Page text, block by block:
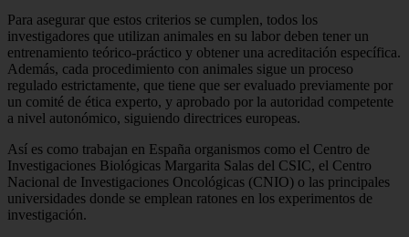
Para asegurar que estos criterios se cumplen, todos los
investigadores que utilizan animales en su labor deben tener un
entrenamiento teórico-práctico y obtener una acreditación específica.
Además, cada procedimiento con animales sigue un proceso
regulado estrictamente, que tiene que ser evaluado previamente por
un comité de ética experto, y aprobado por la autoridad competente
a nivel autonómico, siguiendo directrices europeas.
Así es como trabajan en España organismos como el Centro de
Investigaciones Biológicas Margarita Salas del CSIC, el Centro
Nacional de Investigaciones Oncológicas (CNIO) o las principales
universidades donde se emplean ratones en los experimentos de
investigación.